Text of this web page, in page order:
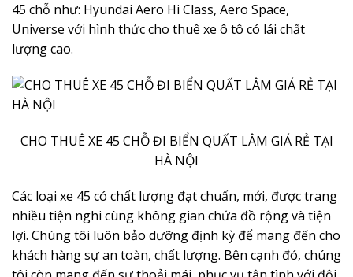
45 chỗ như: Hyundai Aero Hi Class, Aero Space,
Universe với hình thức cho thuê xe ô tô có lái chất
lượng cao.
CHO THUÊ XE 45 CHỖ ĐI BIỂN QUẤT LÂM GIÁ RẺ TẠI
HÀ NỘI
Các loại xe 45 có chất lượng đạt chuẩn, mới, được trang
nhiều tiện nghi cùng không gian chứa đồ rộng và tiện
lợi. Chúng tôi luôn bảo dưỡng định kỳ để mang đến cho
khách hàng sự an toàn, chất lượng. Bên cạnh đó, chúng